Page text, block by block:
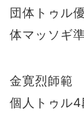
団体トゥル
体マッソギ
金寛烈師範
個人トゥル4